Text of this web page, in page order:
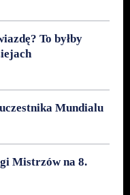
To byłby
Mundialu
Mistrzów na 8.